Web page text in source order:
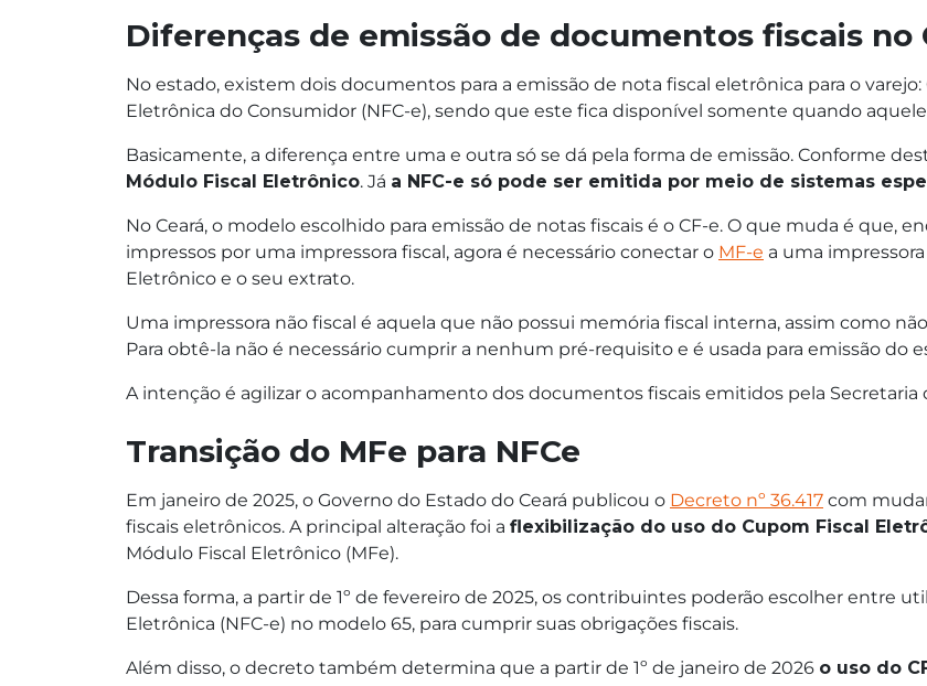
Diferenças de emissão de documentos fiscais no
No estado, existem dois documentos para a emissão de nota fiscal eletrônica para o varejo:
Eletrônica do Consumidor (NFC-e), sendo que este fica disponível somente quando aquele
Basicamente, a diferença entre uma e outra só se dá pela forma de emissão. Conforme
Módulo Fiscal Eletrônico. Já a NFC-e só pode ser emitida por meio de sistemas
No Ceará, o modelo escolhido para emissão de notas fiscais é o CF-e. O que muda é que,
impressos por uma impressora fiscal, agora é necessário conectar o MF-e a uma
Eletrônico e o seu extrato.
Uma impressora não fiscal é aquela que não possui memória fiscal interna, assim como
Para obtê-la não é necessário cumprir a nenhum pré-requisito e é usada para emissão do
A intenção é agilizar o acompanhamento dos documentos fiscais emitidos pela Secretaria
Transição do MFe para NFCe
Em janeiro de 2025, o Governo do Estado do Ceará publicou o Decreto nº 36.417 com
fiscais eletrônicos. A principal alteração foi a flexibilização do uso do Cupom Fiscal
Módulo Fiscal Eletrônico (MFe).
Dessa forma, a partir de 1º de fevereiro de 2025, os contribuintes poderão escolher entre
Eletrônica (NFC-e) no modelo 65, para cumprir suas obrigações fiscais.
Além disso, o decreto também determina que a partir de 1º de janeiro de 2026 o uso do